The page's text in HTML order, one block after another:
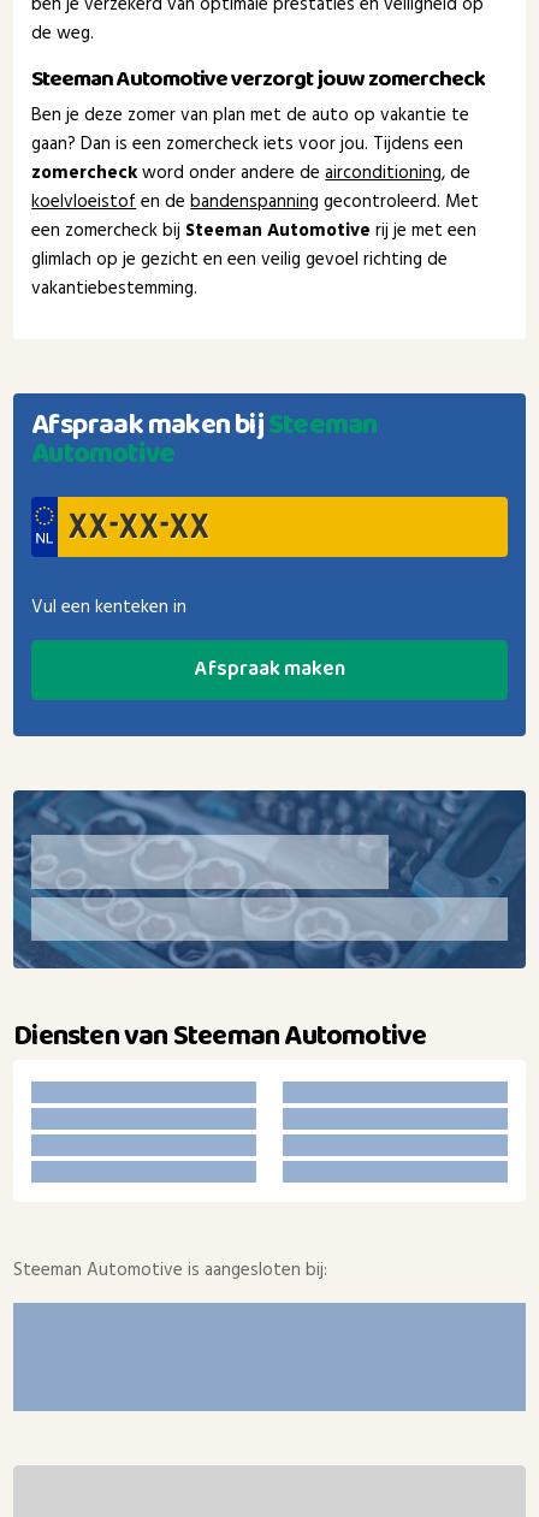
de weg.
Steeman Automotive verzorgt jouw zomercheck
Ben je deze zomer van plan met de auto op vakantie te
gaan? Dan is een zomercheck iets voor jou. Tijdens een
zomercheckword onder andere deairconditioning, de
koelvloeistofen debandenspanning gecontroleerd. Met
een zomercheck bij Steeman Automotiverij je met een
glimlach op je gezicht en een veilig gevoel richting de
vakantiebestemming.
Afspraak maken bijSteeman
Automotive
Vul een kenteken in
Afspraak maken
Diensten van Steeman Automotive
Steeman Automotive is aangesloten bij: